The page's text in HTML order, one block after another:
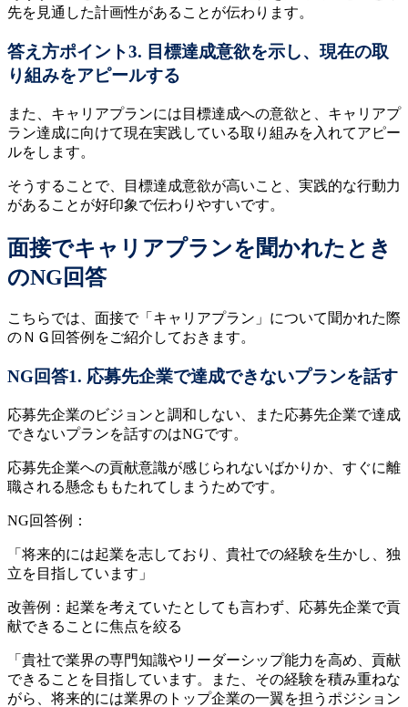
先を見通した計画性があることが伝わります。
答え方ポイント3. 目標達成意欲を示し、現在の取
り組みをアピールする
また、キャリアプランには目標達成への意欲と、キャリアプ
ラン達成に向けて現在実践している取り組みを入れてアピー
ルをします。
そうすることで、目標達成意欲が高いこと、実践的な行動力
があることが好印象で伝わりやすいです。
面接でキャリアプランを聞かれたとき
のNG回答
こちらでは、面接で「キャリアプラン」について聞かれた際
のＮＧ回答例をご紹介しておきます。
NG回答1. 応募先企業で達成できないプランを話す
応募先企業のビジョンと調和しない、また応募先企業で達成
できないプランを話すのはNGです。
応募先企業への貢献意識が感じられないばかりか、すぐに離
職される懸念ももたれてしまうためです。
NG回答例：
「将来的には起業を志しており、貴社での経験を生かし、独
立を目指しています」
改善例：起業を考えていたとしても言わず、応募先企業で貢
献できることに焦点を絞る
「貴社で業界の専門知識やリーダーシップ能力を高め、貢献
できることを目指しています。また、その経験を積み重ねな
がら、将来的には業界のトップ企業の一翼を担うポジション